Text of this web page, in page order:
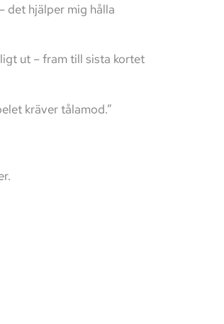
det hjälper mig hålla
ut – fram till sista kortet
kräver tålamod.”